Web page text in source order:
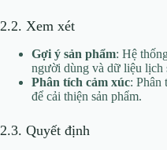
2.2. Xem xét
Gợi ý sản phẩm: Hệ
người dùng và dữ liệu lịch
Phân tích cảm xúc: Phân
để cải thiện sản phẩm.
2.3. Quyết định